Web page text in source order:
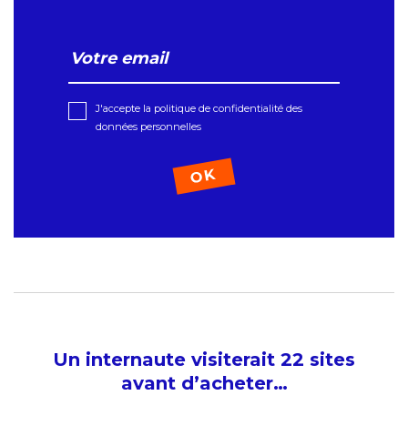
J'accepte la politique de confidentialité des
données personnelles
Un internaute visiterait 22 sites
avant d’acheter…